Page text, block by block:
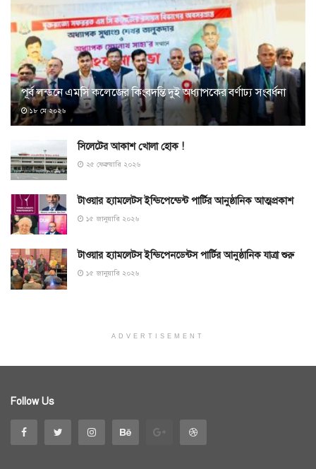
পূর্ব লন্ডনে এমসি কলেজের কিংবদন্তি দুই অধ্যাপকের বর্ণাঢ্য সংবর্ধনা
১৮ মে ২০২৬
সিলেটের আকাশ খোলা হোক !
২৫ ফেব্রুয়ারি ২০২৬
টাওয়ার হ্যামলেটস ইন্ডিপেন্ডেন্ট পার্টির আনুষ্ঠানিক আত্মপ্রকাশ
১৫ জানুয়ারি ২০২৬
টাওয়ার হ্যামলেটস ইন্ডিপেনডেন্টস পার্টির আনুষ্ঠানিক যাত্রা শুরু
১৫ জানুয়ারি ২০২৬
ADVERTISEMENT
Follow Us